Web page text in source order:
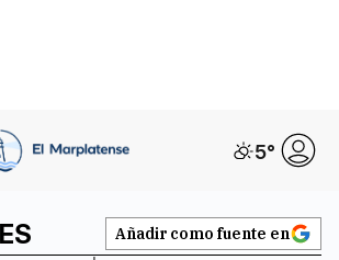
5°
Añadir como fuente en